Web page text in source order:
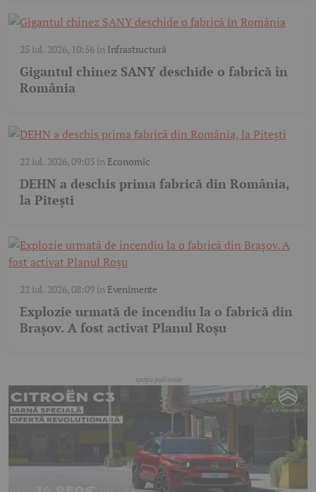
25 iul. 2026, 10:56în Infrastructură
Gigantul chinez SANY deschide o fabrică în
România
22 iul. 2026, 09:03în Economic
DEHN a deschis prima fabrică din România,
la Pitești
22 iul. 2026, 08:09în Evenimente
Explozie urmată de incendiu la o fabrică din
Brașov. A fost activat Planul Roșu